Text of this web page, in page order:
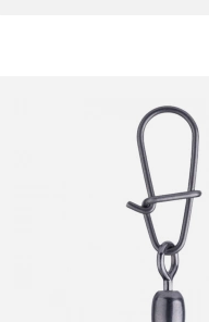
Questions fréquentes
Qu’est-ce qu’un
Qu’est-ce qu’un